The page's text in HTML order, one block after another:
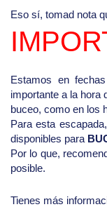
Eso sí, tomad nota
Estamos en
importante a la hora
buceo, como en los
Para esta escapada,
disponibles para
Por lo que,
posible.
Tienes más